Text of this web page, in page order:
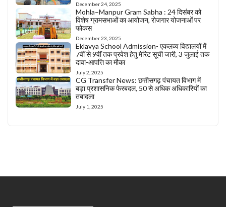
December 24, 2025
Mohla–Manpur Gram Sabha : 24 दिसंबर को
विशेष ग्रामसभाओं का आयोजन, रोजगार योजनाओं पर
फोकस
December 23, 2025
Eklavya School Admission- एकलव्य विद्यालयों में
7वीं से 9वीं तक प्रवेश हेतु मेरिट सूची जारी, 3 जुलाई तक
दावा-आपत्ति का मौका
July 2, 2025
CG Transfer News: छत्तीसगढ़ पंचायत विभाग में
बड़ा प्रशासनिक फेरबदल, 50 से अधिक अधिकारियों का
तबादला
July 1, 2025